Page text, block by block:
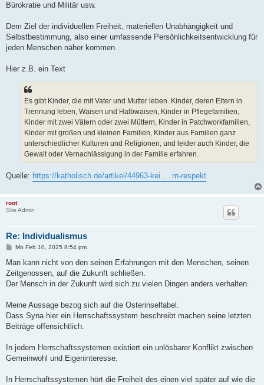
Bürokratie und Militär usw.
Dem Ziel der individuellen Freiheit, materiellen Unabhängigkeit und
Selbstbestimmung, also einer umfassende Persönlichkeitsentwicklung für
jeden Menschen näher kommen.
Hier z.B. ein Text
Es gibt Kinder, die mit Vater und Mutter leben. Kinder, deren Eltern in
Trennung leben, Waisen und Halbwaisen, Kinder in Pflegefamilien,
Kinder mit zwei Vätern oder zwei Müttern, Kinder in Patchworkfamilien,
Kinder mit großen und kleinen Familien, Kinder aus Familien ganz
unterschiedlicher Kulturen und Religionen, und leider auch Kinder, die
Gewalt oder Vernachlässigung in der Familie erfahren.
Quelle: https://katholisch.de/artikel/44963-kei ... rn-respekt
root
Site Admin
Re: Individualismus
B
i
r
a
Mo Feb 10, 2025 8:54 pm
Man kann nicht von den seinen Erfahrungen mit den Menschen, seinen
Zeitgenossen, auf die Zukunft schließen.
Der Mensch in der Zukunft wird sich zu vielen Dingen anders verhalten.
Meine Aussage bezog sich auf die Osterinselfabel.
Dass Syna hier ein Herrschaftssystem beschreibt machen seine letzten
Beiträge offensichtlich.
In jedem Herrschaftssystemen existiert ein unlösbarer Konflikt zwischen
Gemeinwohl und Eigeninteresse.
In Herrschaftssystemen hört die Freiheit des einen viel später auf wie die